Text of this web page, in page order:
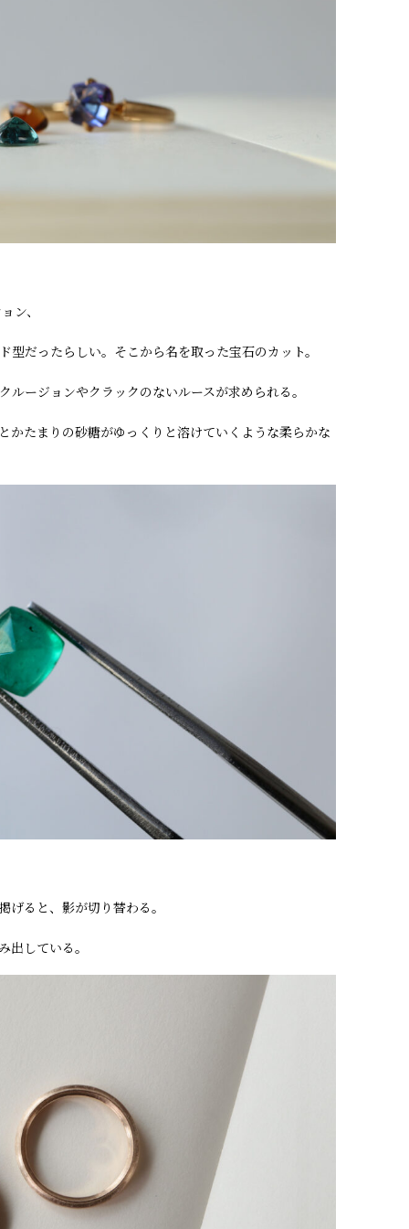
ン、
だったらしい。そこから名を取った宝石のカット。
ージョンやクラックのないルースが求められる。
かたまりの砂糖がゆっくりと溶けていくような柔らかな
ると、影が切り替わる。
出している。